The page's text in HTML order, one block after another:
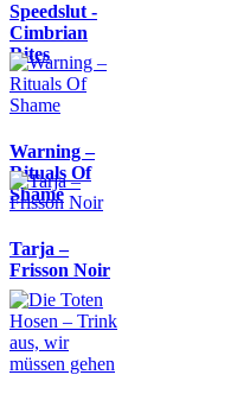
Speedslut -
Cimbrian
Rites
Warning –
Rituals Of
Shame
Tarja –
Frisson Noir